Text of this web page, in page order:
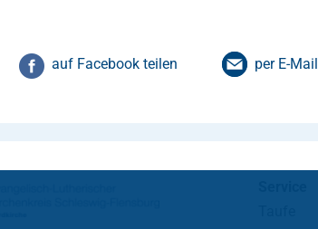
auf Facebook teilen per E-